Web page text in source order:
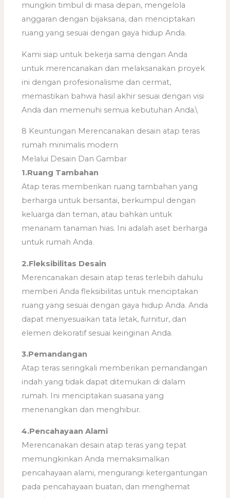
mungkin timbul di masa depan, mengelola
anggaran dengan bijaksana, dan menciptakan
ruang yang sesuai dengan gaya hidup Anda.
Kami siap untuk bekerja sama dengan Anda
untuk merencanakan dan melaksanakan proyek
ini dengan profesionalisme dan cermat,
memastikan bahwa hasil akhir sesuai dengan visi
Anda dan memenuhi semua kebutuhan Anda.\
8 Keuntungan Merencanakan desain atap teras
rumah minimalis modern
Melalui Desain Dan Gambar
1.Ruang Tambahan
Atap teras memberikan ruang tambahan yang
berharga untuk bersantai, berkumpul dengan
keluarga dan teman, atau bahkan untuk
menanam tanaman hias. Ini adalah aset berharga
untuk rumah Anda.
2.Fleksibilitas Desain
Merencanakan desain atap teras terlebih dahulu
memberi Anda fleksibilitas untuk menciptakan
ruang yang sesuai dengan gaya hidup Anda. Anda
dapat menyesuaikan tata letak, furnitur, dan
elemen dekoratif sesuai keinginan Anda.
3.Pemandangan
Atap teras seringkali memberikan pemandangan
indah yang tidak dapat ditemukan di dalam
rumah. Ini menciptakan suasana yang
menenangkan dan menghibur.
4.Pencahayaan Alami
Merencanakan desain atap teras yang tepat
memungkinkan Anda memaksimalkan
pencahayaan alami, mengurangi ketergantungan
pada pencahayaan buatan, dan menghemat